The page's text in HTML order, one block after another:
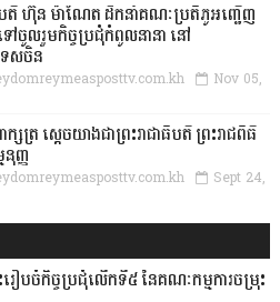
តី ហ៊ុន ម៉ាណែត ដឹកនាំគណៈប្រតិភូអញ្ជើញ
ៅចូលរួមកិច្ចប្រជុំកំពូលនានា នៅ
សចិន
Nov 05,
សត្រ ស្តេចយាងជាព្រះរាជាធិបតី ព្រះរាជពិធី
នុញ្ញ
Sept 24,
ទះរៀបចំកិច្ចប្រជុំលើកទី៥ នៃគណៈកម្មការចម្រុះ